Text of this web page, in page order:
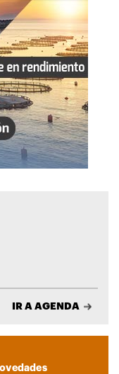
IR A AGENDA